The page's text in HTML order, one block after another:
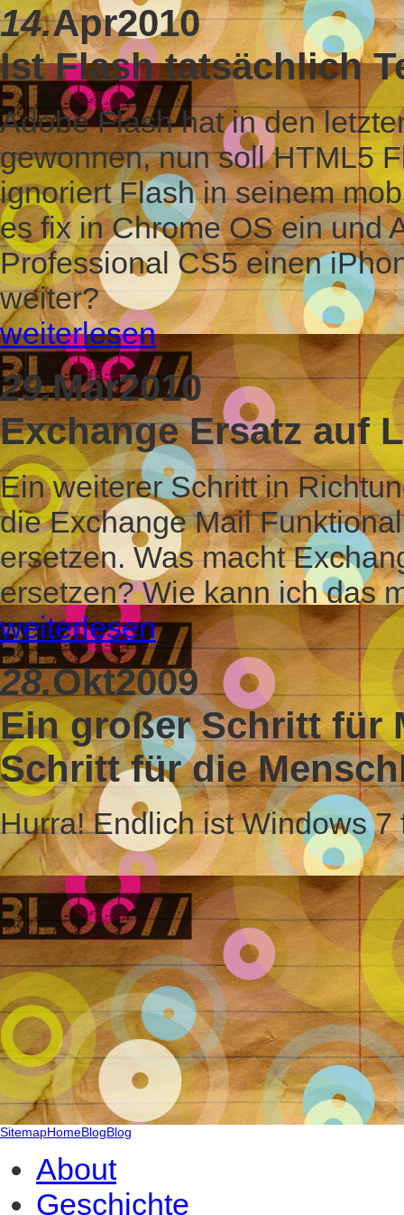
14.Apr2010
Ist Flash tatsächlich
Adobe Flash hat in den
gewonnen, nun soll HTML5
ignoriert Flash in seinem
es fix in Chrome OS ein und
Professional CS5 einen
weiter?
weiterlesen
29.Mär2010
Exchange Ersatz auf
Ein weiterer Schritt in
die Exchange Mail
ersetzen. Was macht
ersetzen? Wie kann ich das
weiterlesen
28.Okt2009
Ein großer Schritt für
Schritt für die
Hurra! Endlich ist Windows 7
SitemapHomeBlogBlog
About
Geschichte